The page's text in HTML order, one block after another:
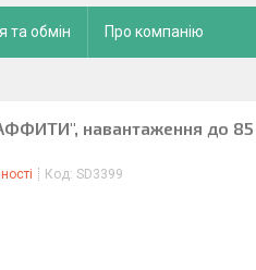
та обмін Про компанію
навантаження до 85
Код: SD3399